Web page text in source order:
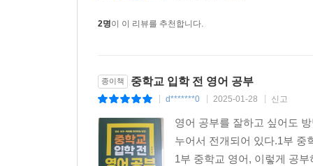
2명이 이 리뷰를 추천합니다.
종이책 중학교 입학 전 영어 공부
d*******0 2025-01-28 신고
영어 공부를 잘하고 싶어도
누어서 전개되어 있다.1부 중
1부 중학교 영어, 이렇게 공